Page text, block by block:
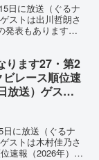
日に放送（ぐるナ
ストは出川哲朗さ
発表もあります。
ります27・第2
レース順位速
放送）ゲスト
日に放送（ぐるナ
ストは木村佳乃さ
速報（2026年）を